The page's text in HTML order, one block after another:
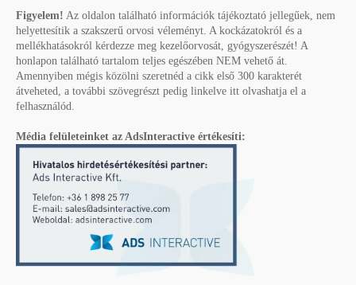
Figyelem! Az oldalon található információk tájékoztató jellegűek, nem
helyettesítik a szakszerű orvosi véleményt. A kockázatokról és a
mellékhatásokról kérdezze meg kezelőorvosát, gyógyszerészét! A
honlapon található tartalom teljes egészében NEM vehető át.
Amennyiben mégis közölni szeretnéd a cikk első 300 karakterét
átveheted, a további szövegrészt pedig linkelve itt olvashatja el a
felhasználód.
Média felületeinket az AdsInteractive értékesíti: